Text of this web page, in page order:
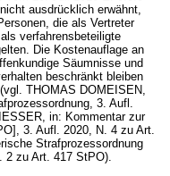
nicht ausdrücklich erwähnt,
die als Vertreter
verfahrensbeteiligte
Die Kostenauflage an
Säumnisse und
beschränkt bleiben
THOMAS DOMEISEN,
3. Aufl.
in: Kommentar zur
3. Aufl. 2020, N. 4 zu Art.
Strafprozessordnung
2 zu Art. 417 StPO).